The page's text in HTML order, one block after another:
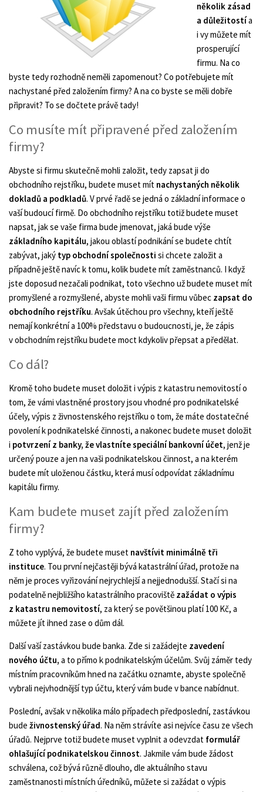
několik zásad
a důležitostía
i vy můžete mít
prosperující
firmu. Na co
byste tedy rozhodně neměli zapomenout? Co potřebujete mít
nachystané před založením firmy? A na co byste se měli dobře
připravit? To se dočtete právě tady!
Co musíte mít připravené před založením
firmy?
Abyste si firmu skutečně mohli založit, tedy zapsat ji do
obchodního rejstříku, budete muset mít nachystaných několik
dokladů a podkladů. V prvé řadě se jedná o základní informace o
vaší budoucí firmě. Do obchodního rejstříku totiž budete muset
napsat, jak se vaše firma bude jmenovat, jaká bude výše
základního kapitálu, jakou oblastí podnikání se budete chtít
zabývat, jaký typ obchodní společnosti si chcete založit a
případně ještě navíc k tomu, kolik budete mít zaměstnanců. I když
jste doposud nezačali podnikat, toto všechno už budete muset mít
promyšlené a rozmyšlené, abyste mohli vaši firmu vůbec zapsat do
obchodního rejstříku. Avšak útěchou pro všechny, kteří ještě
nemají konkrétní a 100% představu o budoucnosti, je, že zápis
v obchodním rejstříku budete moct kdykoliv přepsat a předělat.
Co dál?
Kromě toho budete muset doložit i výpis z katastru nemovitostí o
tom, že vámi vlastněné prostory jsou vhodné pro podnikatelské
účely, výpis z živnostenského rejstříku o tom, že máte dostatečné
povolení k podnikatelské činnosti, a nakonec budete muset doložit
i potvrzení z banky, že vlastníte speciální bankovní účet, jenž je
určený pouze a jen na vaši podnikatelskou činnost, a na kterém
budete mít uloženou částku, která musí odpovídat základnímu
kapitálu firmy.
Kam budete muset zajít před založením
firmy?
Z toho vyplývá, že budete muset navštívit minimálně tři
instituce. Tou první nejčastěji bývá katastrální úřad, protože na
něm je proces vyřizování nejrychlejší a nejjednodušší. Stačí si na
podatelně nejbližšího katastrálního pracoviště zažádat o výpis
z katastru nemovitostí, za který se povětšinou platí 100 Kč, a
můžete jít ihned zase o dům dál.
Další vaší zastávkou bude banka. Zde si zažádejte zavedení
nového účtu, a to přímo k podnikatelským účelům. Svůj záměr tedy
místním pracovníkům hned na začátku oznamte, abyste společně
vybrali nejvhodnější typ účtu, který vám bude v bance nabídnut.
Poslední, avšak v několika málo případech předposlední, zastávkou
bude živnostenský úřad. Na něm strávíte asi nejvíce času ze všech
úřadů. Nejprve totiž budete muset vyplnit a odevzdat formulář
ohlašující podnikatelskou činnost. Jakmile vám bude žádost
schválena, což bývá různě dlouho, dle aktuálního stavu
zaměstnanosti místních úředníků, můžete si zažádat o výpis